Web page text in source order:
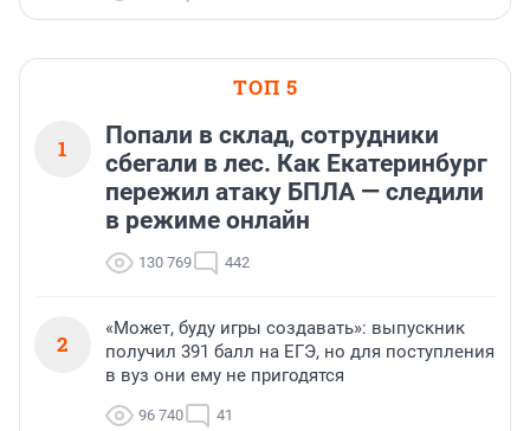
ТОП 5
1
Попали в склад, сотрудники
сбегали в лес. Как Екатеринбург
пережил атаку БПЛА — следили
в режиме онлайн
130 769 442
2
«Может, буду игры создавать»: выпускник
получил 391 балл на ЕГЭ, но для поступления
в вуз они ему не пригодятся
96 740 41